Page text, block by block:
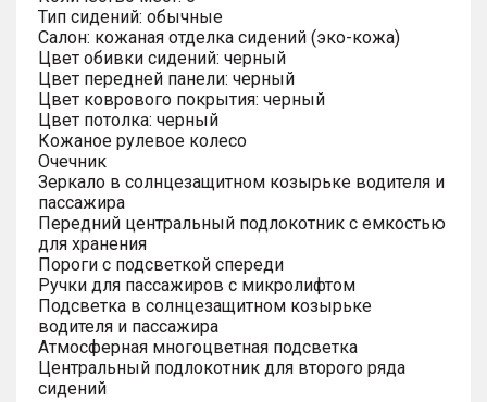
Тип сидений: обычные
Салон: кожаная отделка сидений (эко-кожа)
Цвет обивки сидений: черный
Цвет передней панели: черный
Цвет коврового покрытия: черный
Цвет потолка: черный
Кожаное рулевое колесо
Очечник
Зеркало в солнцезащитном козырьке водителя и
пассажира
Передний центральный подлокотник с емкостью
для хранения
Пороги с подсветкой спереди
Ручки для пассажиров с микролифтом
Подсветка в солнцезащитном козырьке
водителя и пассажира
Атмосферная многоцветная подсветка
Центральный подлокотник для второго ряда
сидений